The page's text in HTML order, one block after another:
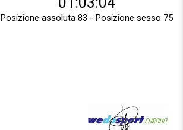
Posizione assoluta 83 - Posizione sesso 75